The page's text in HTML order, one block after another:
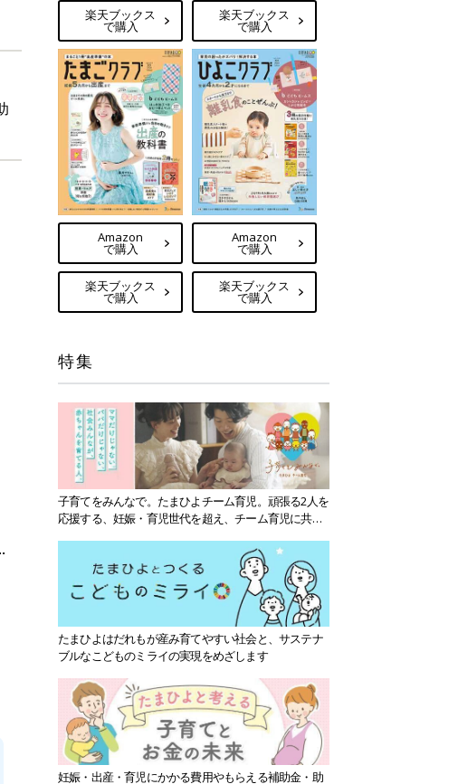
楽天ブックス
で購入
楽天ブックス
で購入
Amazon
で購入
楽天ブックス
で購入
Amazon
で購入
楽天ブックス
で購入
特集
子育てをみんなで。たまひよチーム育児。頑張る2人を
応援する、妊娠・育児世代を超え、チーム育児に共感
たまひよはだれもが産み育てやすい社会と、サステナ
ブルなこどものミライの実現をめざします
妊娠・出産・育児にかかる費用やもらえる補助金・助